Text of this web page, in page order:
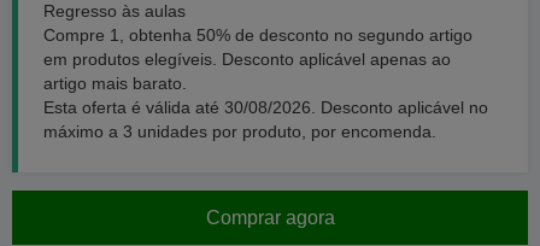
Regresso às aulas
Compre 1, obtenha 50% de desconto no segundo artigo
em produtos elegíveis. Desconto aplicável apenas ao
artigo mais barato.
Esta oferta é válida até 30/08/2026. Desconto aplicável no
máximo a 3 unidades por produto, por encomenda.
Comprar agora